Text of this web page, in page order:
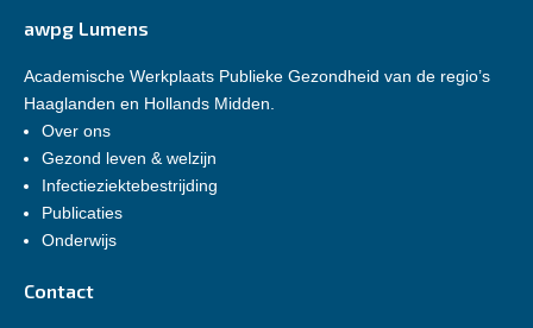
awpg Lumens
Academische Werkplaats Publieke Gezondheid van de regio’s
Haaglanden en Hollands Midden.
Over ons
Gezond leven & welzijn
Infectieziektebestrijding
Publicaties
Onderwijs
Contact